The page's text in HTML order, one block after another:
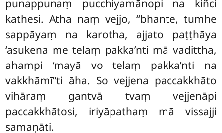
punappunaṃ pucchiyamānopi na kiñci
kathesi. Atha naṃ vejjo, ‘‘bhante, tumhe
sappāyaṃ na karotha, ajjato paṭṭhāya
‘asukena me telaṃ pakka’nti mā vadittha,
ahampi ‘mayā vo telaṃ pakka’nti na
vakkhāmī’’ti āha. So vejjena paccakkhāto
vihāraṃ gantvā tvaṃ vejjenāpi
paccakkhātosi, iriyāpathaṃ mā vissajji
samaṇāti.